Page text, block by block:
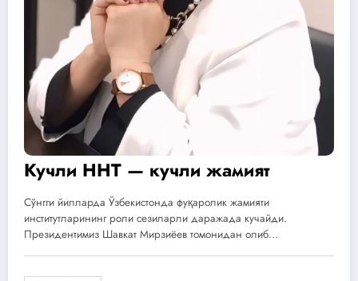
Кучли ННТ — кучли жамият
Сўнгги йилларда Ўзбекистонда фуқаролик жамияти
институтларининг роли сезиларли даражада кучайди.
Президентимиз Шавкат Мирзиёев томонидан олиб…